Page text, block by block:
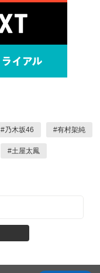
#乃木坂46 #有村架純
#土屋太鳳